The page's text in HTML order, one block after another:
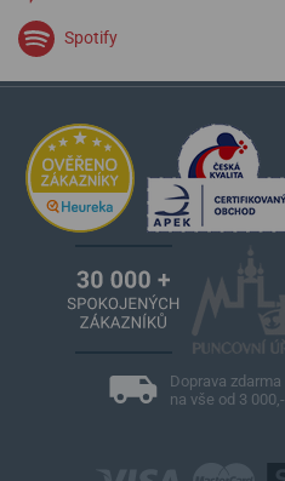
Spotify
Doprava zdarma
na vše od 3 000,-